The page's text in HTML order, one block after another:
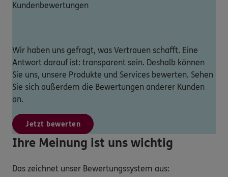
Kundenbewertungen
Wir haben uns gefragt, was Vertrauen schafft. Eine
Antwort darauf ist: transparent sein. Deshalb können
Sie uns, unsere Produkte und Services bewerten. Sehen
Sie sich außerdem die Bewertungen anderer Kunden
an.
Jetzt bewerten
Ihre Meinung ist uns wichtig
Das zeichnet unser Bewertungssystem aus: